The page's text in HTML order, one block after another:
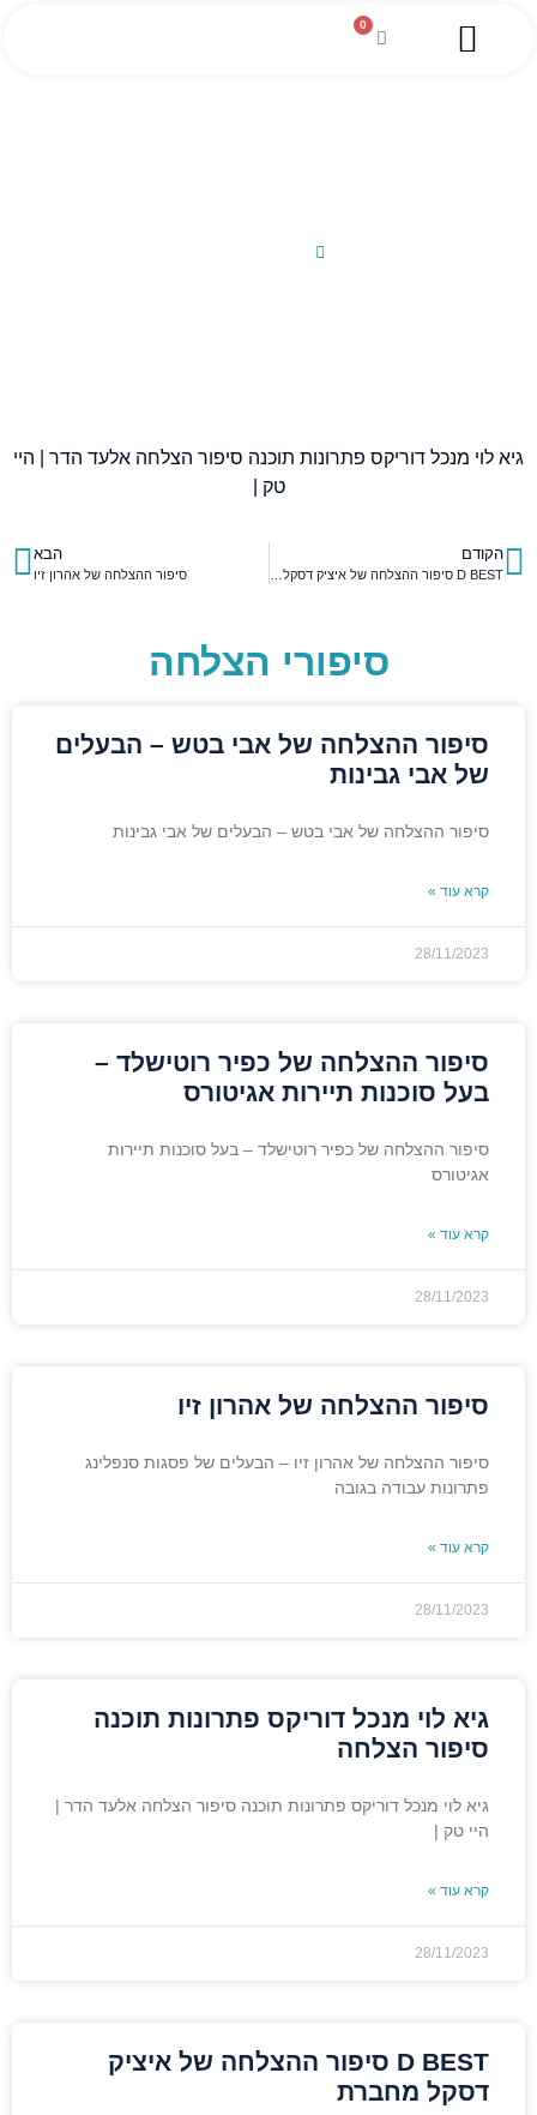
0
גיא לוי מנכל דוריקס פתרונות תוכנה סיפור הצלחה אלעד הדר | היי
טק |
הקודם הבא
סיפור ההצלחה של אהרון זיו
סיפורי הצלחה
סיפור ההצלחה של אבי בטש – הבעלים
של אבי גבינות
סיפור ההצלחה של אבי בטש – הבעלים של אבי גבינות
קרא עוד »
28/11/2023
סיפור ההצלחה של כפיר רוטישלד –
בעל סוכנות תיירות אגיטורס
סיפור ההצלחה של כפיר רוטישלד – בעל סוכנות תיירות
אגיטורס
קרא עוד »
28/11/2023
סיפור ההצלחה של אהרון זיו
סיפור ההצלחה של אהרון זיו – הבעלים של פסגות סנפלינג
פתרונות עבודה בגובה
קרא עוד »
28/11/2023
גיא לוי מנכל דוריקס פתרונות תוכנה
סיפור הצלחה
גיא לוי מנכל דוריקס פתרונות תוכנה סיפור הצלחה אלעד הדר |
היי טק |
קרא עוד »
28/11/2023
D BEST סיפור ההצלחה של איציק
דסקל מחברת